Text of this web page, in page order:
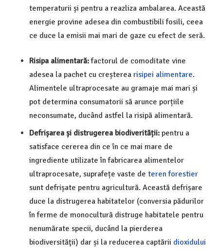
temperaturii și pentru a reazliza ambalarea. Această
energie provine adesea din combustibili fosili, ceea
ce duce la emisii mai mari de gaze cu efect de seră.
Risipa alimentară:factorul de comoditate vine
adesea la pachet cu creșterea risipei alimentare.
Alimentele ultraprocesate au gramaje mai mari și
pot determina consumatorii să arunce porțiile
neconsumate, ducând astfel la risipă alimentară.
Defrișarea și distrugerea biodiverității: pentru a
satisface cererea din ce în ce mai mare de
ingrediente utilizate în fabricarea alimentelor
ultraprocesate, suprafețe vaste de teren forestier
sunt defrișate pentru agricultură. Această defrișare
duce la distrugerea habitatelor (conversia pădurilor
în ferme de monocultură distruge habitatele pentru
nenumărate specii, ducând la pierderea
biodiversităţii) dar și la reducerea captării dioxidului